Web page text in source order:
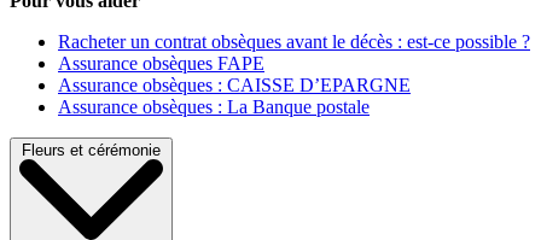
Racheter un contrat obsèques avant le décès : est-ce possible ?
Assurance obsèques FAPE
Assurance obsèques : CAISSE D’EPARGNE
Assurance obsèques : La Banque postale
Fleurs et cérémonie